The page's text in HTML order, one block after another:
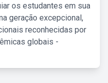
os estudantes em sua
geração excepcional,
reconhecidas por
globais -